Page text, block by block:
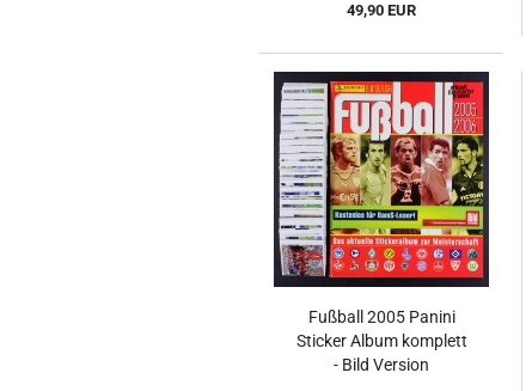
49,90 EUR
Fußball 2005 Panini
Sticker Album komplett
- Bild Version